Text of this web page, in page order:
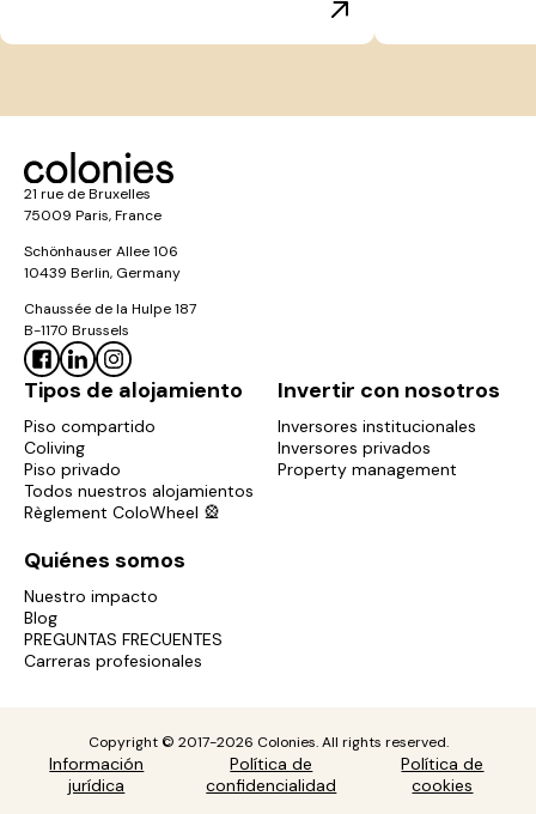
21 rue de Bruxelles
75009 Paris, France
Schönhauser Allee 106
10439 Berlin, Germany
Chaussée de la Hulpe 187
B-1170 Brussels
Tipos de alojamiento
Piso compartido
Coliving
Piso privado
Todos nuestros alojamientos
Règlement ColoWheel 🎡
Invertir con nosotros
Inversores institucionales
Inversores privados
Property management
Quiénes somos
Nuestro impacto
Blog
PREGUNTAS FRECUENTES
Carreras profesionales
Copyright © 2017-2026 Colonies. All rights reserved.
Información
jurídica
Política de
confidencialidad
Política de
cookies